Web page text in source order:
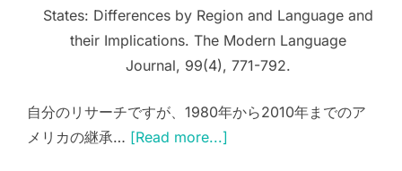
States: Differences by Region and Language and
their Implications. The Modern Language
Journal, 99(4), 771-792.
自分のリサーチですが、1980年から2010年までのア
メリカの継承… [Read more...]